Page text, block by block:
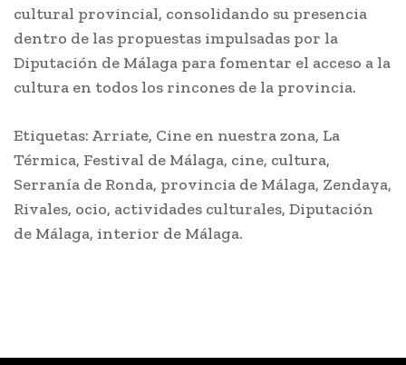
cultural provincial, consolidando su presencia
dentro de las propuestas impulsadas por la
Diputación de Málaga para fomentar el acceso a la
cultura en todos los rincones de la provincia.
Etiquetas: Arriate, Cine en nuestra zona, La
Térmica, Festival de Málaga, cine, cultura,
Serranía de Ronda, provincia de Málaga, Zendaya,
Rivales, ocio, actividades culturales, Diputación
de Málaga, interior de Málaga.